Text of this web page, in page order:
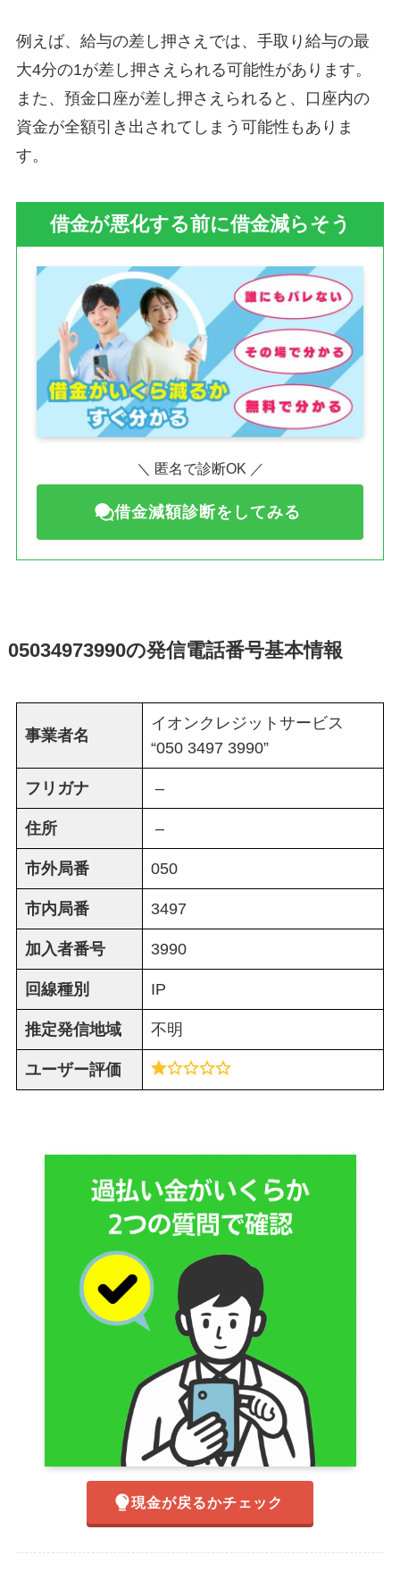
例えば、給与の差し押さえでは、手取り給与の最
大4分の1が差し押さえられる可能性があります。
また、預金口座が差し押さえられると、口座内の
資金が全額引き出されてしまう可能性もありま
す。
借金が悪化する前に借金減らそう
＼ 匿名で診断OK ／
借金減額診断をしてみる
05034973990の発信電話番号基本情報
事業者名
イオンクレジットサービス
“050 3497 3990”
フリガナ –
住所 –
市外局番 050
市内局番 3497
加入者番号 3990
回線種別 IP
推定発信地域 不明
ユーザー評価
現金が戻るかチェック